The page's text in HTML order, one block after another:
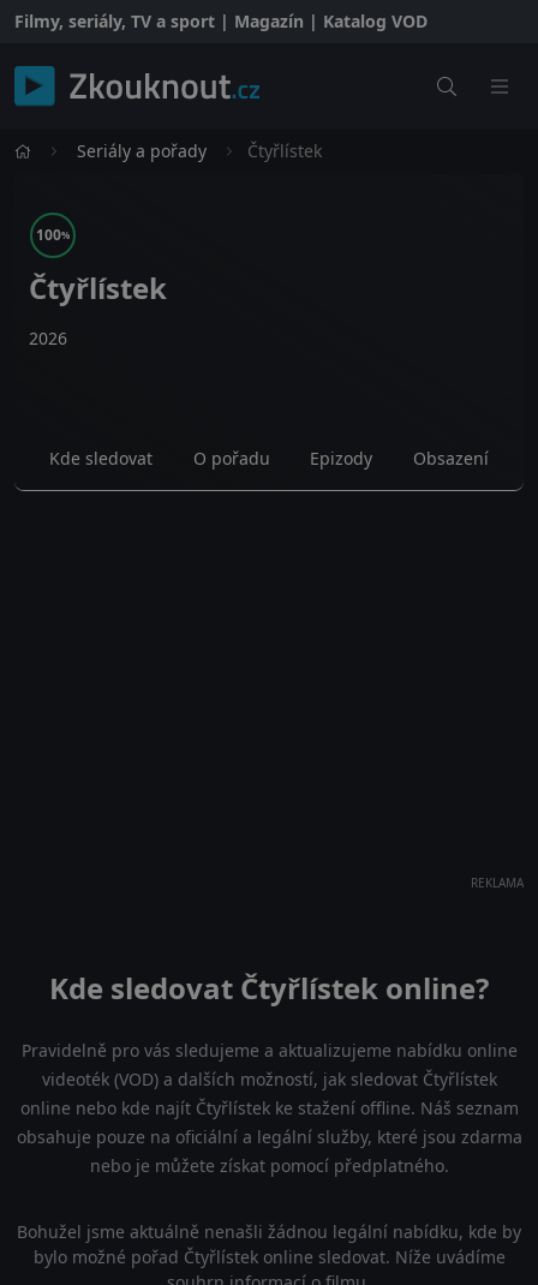
Filmy, seriály, TV a sport | Magazín | Katalog VOD
Seriály a pořady Čtyřlístek
100%
Čtyřlístek
2026
Kde sledovat O pořadu Epizody Obsazení
REKLAMA
Kde sledovat Čtyřlístek online?
Pravidelně pro vás sledujeme a aktualizujeme nabídku online
videoték (VOD) a dalších možností, jak sledovat Čtyřlístek
online nebo kde najít Čtyřlístek ke stažení offline. Náš seznam
obsahuje pouze na oficiální a legální služby, které jsou zdarma
nebo je můžete získat pomocí předplatného.
Bohužel jsme aktuálně nenašli žádnou legální nabídku, kde by
bylo možné pořad Čtyřlístek online sledovat. Níže uvádíme